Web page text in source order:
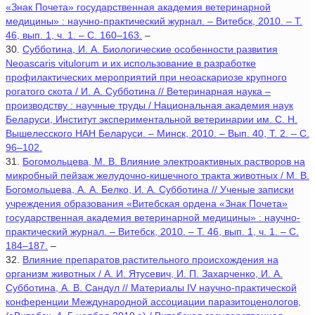
«Знак Почета» государственная академия ветеринарной
медицины» : научно-практический журнал. – Витебск, 2010. – Т.
46, вып. 1, ч. 1. – С. 160–163. –
30. Субботина, И. А. Биологические особенности развития
Neoascaris vitulorum и их использование в разработке
профилактических мероприятий при неоаскариозе крупного
рогатого скота / И. А. Субботина // Ветеринарная наука –
производству : научные труды / Национальная академия наук
Беларуси, Институт экспериментальной ветеринарии им. С. Н.
Вышелесского НАН Беларуси. – Минск, 2010. – Вып. 40, Т. 2. – С.
96–102.
31. Богомольцева, М. В. Влияние электроактивных растворов на
микробный пейзаж желудочно-кишечного тракта животных / М. В.
Богомольцева, А. А. Белко, И. А. Субботина // Ученые записки
учреждения образования «Витебская ордена «Знак Почета»
государственная академия ветеринарной медицины» : научно-
практический журнал. – Витебск, 2010. – Т. 46, вып. 1, ч. 1. – С.
184–187. –
32. Влияние препаратов растительного происхождения на
организм животных / А. И. Ятусевич, И. П. Захарченко, И. А.
Субботина, А. В. Сандул // Материалы IV научно-практической
конференции Международной ассоциации паразитоценологов,